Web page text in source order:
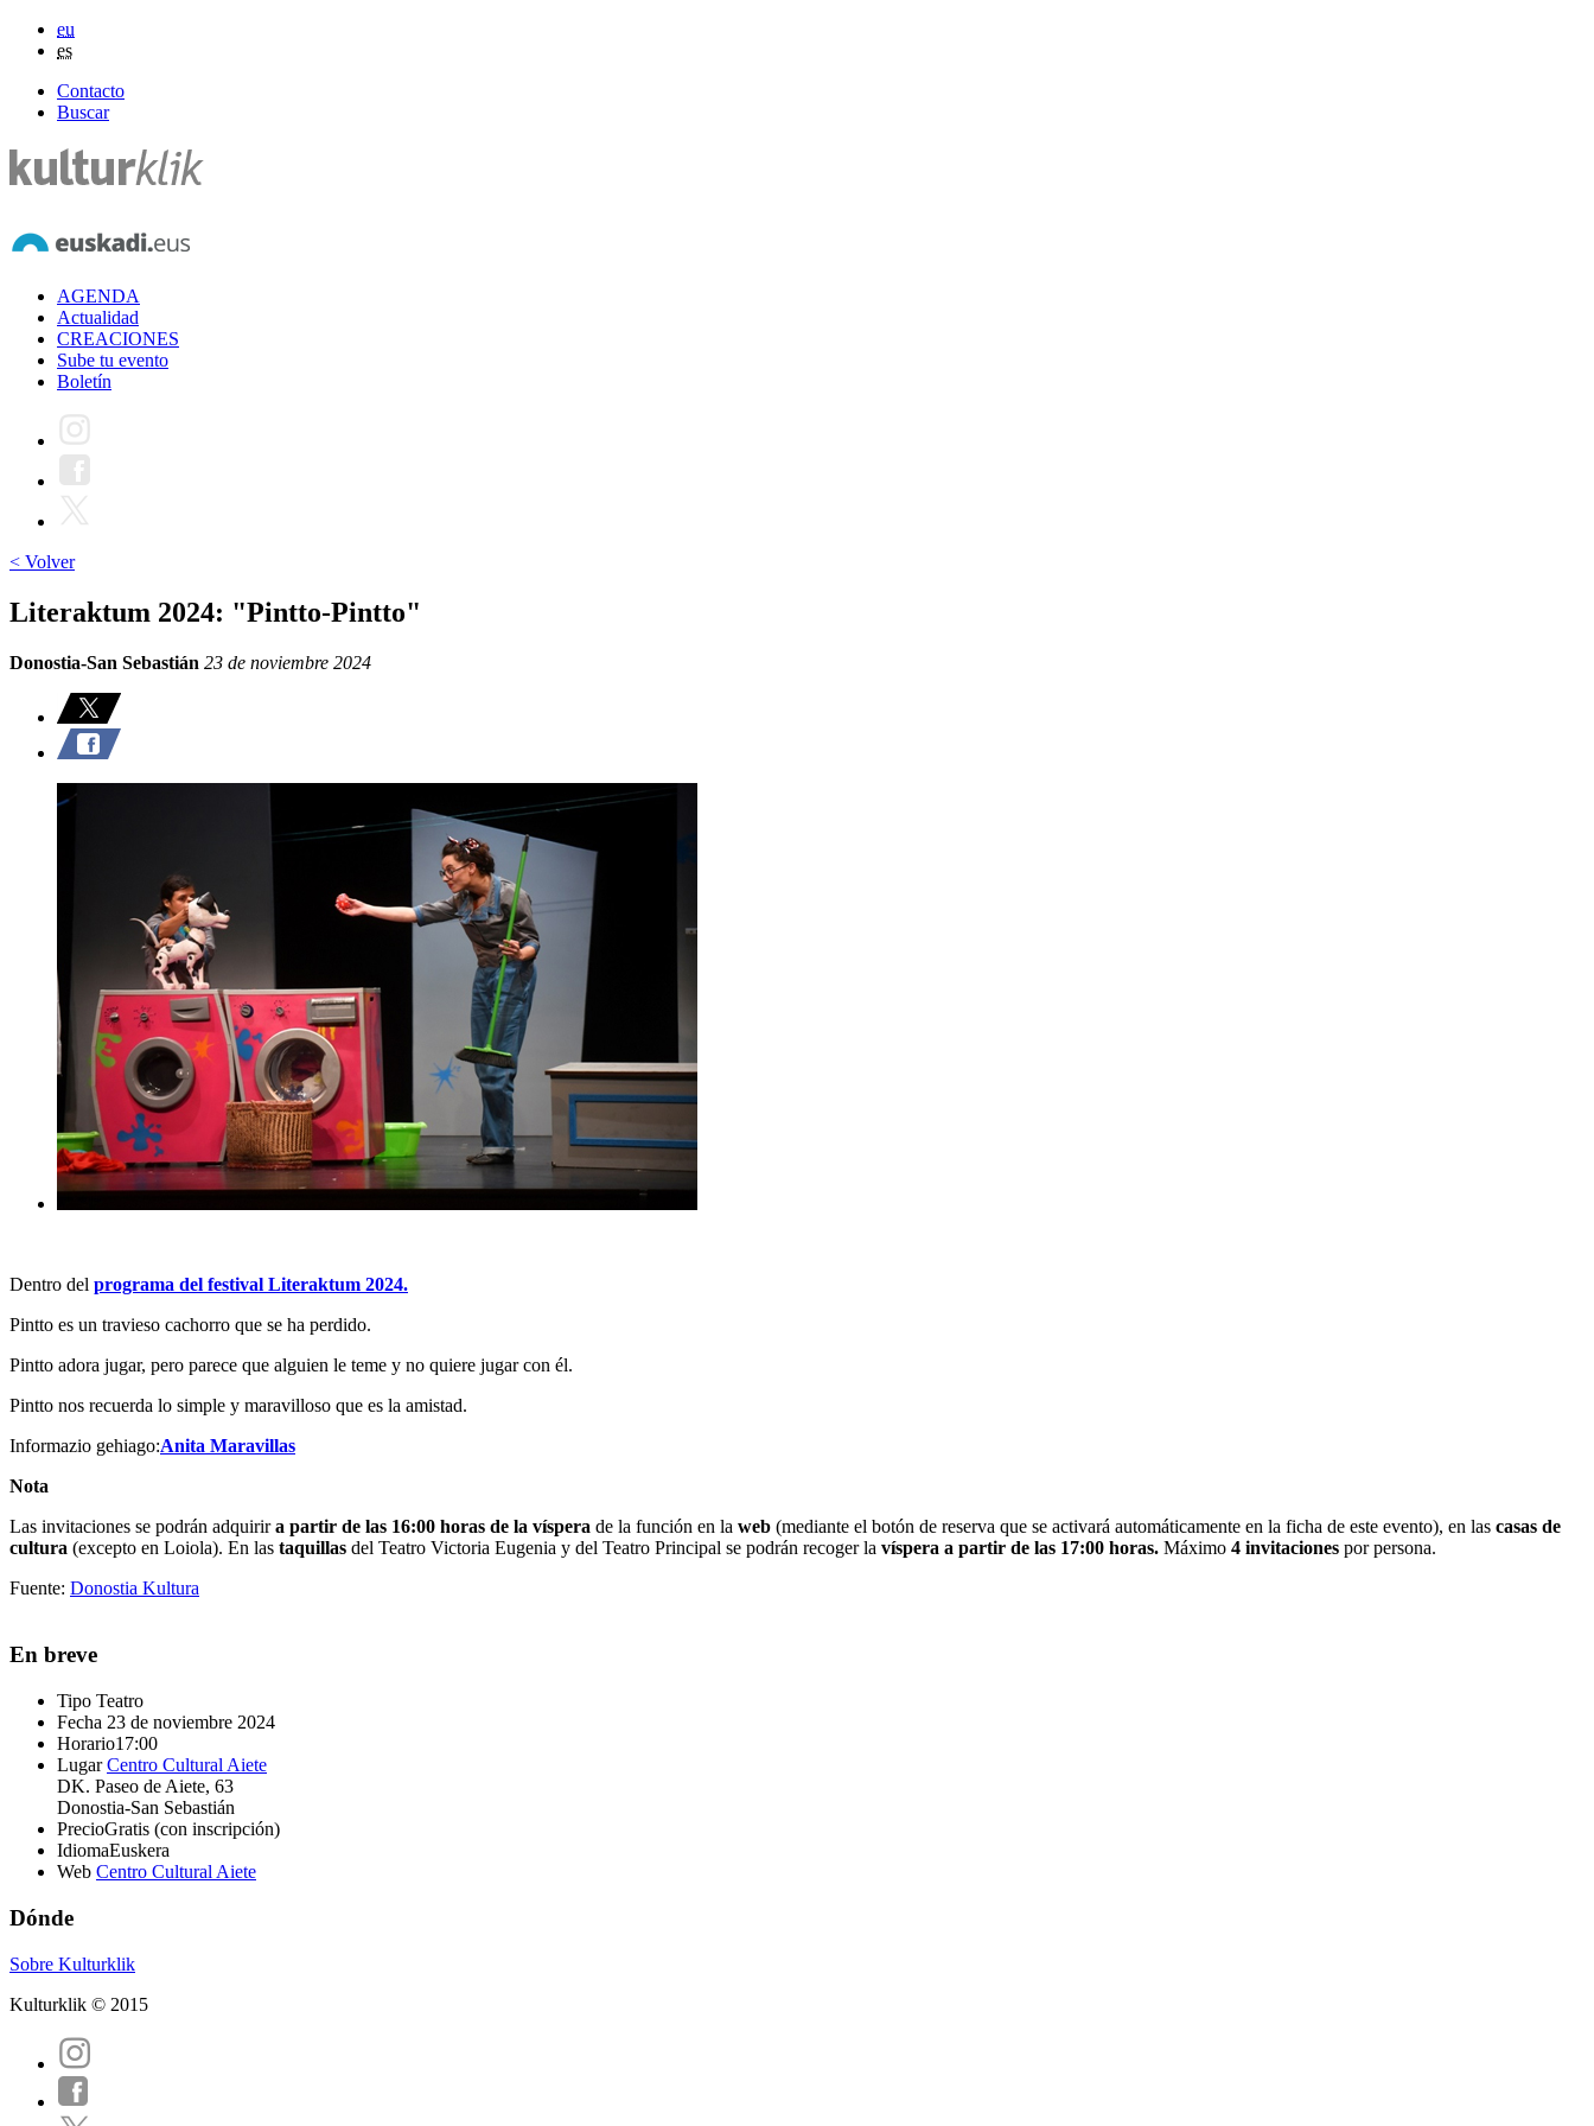
eu
es
Contacto
Buscar
AGENDA
Actualidad
CREACIONES
Sube tu evento
Boletín
< Volver
Literaktum 2024: "Pintto-Pintto"
Donostia-San Sebastián 23 de noviembre 2024
Dentro del programa del festival Literaktum 2024.
Pintto es un travieso cachorro que se ha perdido.
Pintto adora jugar, pero parece que alguien le teme y no quiere jugar con él.
Pintto nos recuerda lo simple y maravilloso que es la amistad.
Informazio gehiago:Anita Maravillas
Nota
Las invitaciones se podrán adquirira partir de las 16:00 horas de la víspera de la función en la web (mediante el botón de reserva que se activará automáticamente en la ficha de este evento), en las casas de
cultura (excepto en Loiola). En las taquillas del Teatro Victoria Eugenia y del Teatro Principal se podrán recoger la víspera a partir de las 17:00 horas. Máximo 4 invitaciones por persona.
Fuente: Donostia Kultura
En breve
Tipo Teatro
Fecha 23 de noviembre 2024
Horario17:00
Lugar Centro Cultural Aiete
DK. Paseo de Aiete, 63
Donostia-San Sebastián
PrecioGratis (con inscripción)
IdiomaEuskera
Web Centro Cultural Aiete
Dónde
Sobre Kulturklik
Kulturklik © 2015